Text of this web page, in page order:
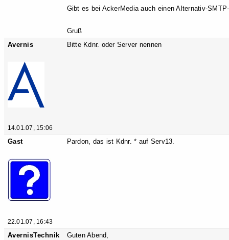
Gibt es bei AckerMedia auch einen Alternativ-
Gruß
Avernis
14.01.07, 15:06
Bitte Kdnr. oder Server nennen
Gast
22.01.07, 16:43
Pardon, das ist Kdnr. * auf Serv13.
AvernisTechnik Guten Abend,